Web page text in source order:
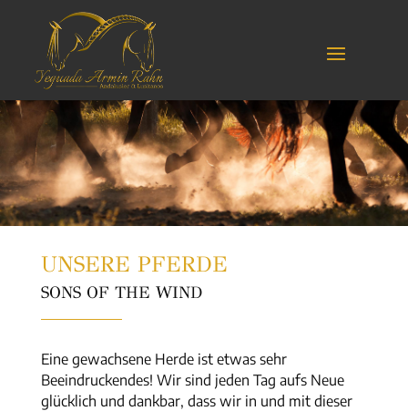
UNSERE PFERDE
SONS OF THE WIND
Eine gewachsene Herde ist etwas sehr
Beeindruckendes! Wir sind jeden Tag aufs Neue
glücklich und dankbar, dass wir in und mit dieser